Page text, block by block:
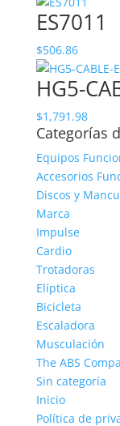
ES7011
$506.86
HG5-
$1,791.98
Categorías
Equipos
Accesorios
Discos y
Marca
Impulse
Cardio
Trotadoras
Elíptica
Bicicleta
Escaladora
Musculación
The ABS
Sin categoría
Inicio
Política de